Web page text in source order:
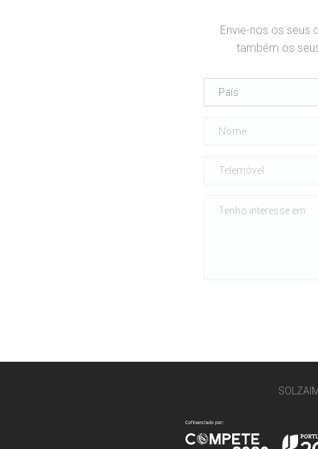
Envie-nos os seus
também os
País